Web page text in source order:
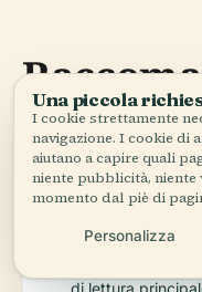
Visive
Includi immagini
della biblioteca,
musei con testo
di lettura
Una piccola
I cookie strettamente
navigazione. I cookie di
aiutano a capire quali
niente pubblicità, niente
momento dal piè di
Personalizza